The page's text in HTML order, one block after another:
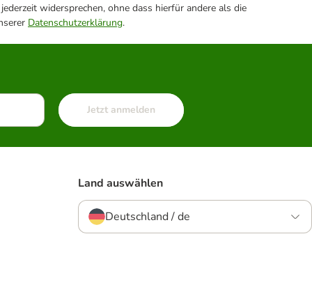
widersprechen, ohne dass hierfür andere als die
Datenschutzerklärung.
Jetzt anmelden
Land auswählen
Deutschland / de